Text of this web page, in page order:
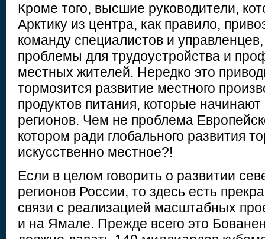
Кроме того, высшие руководители,
Арктику из центра, как правило,
команду специалистов и
проблемы для трудоустройства и
местных жителей. Нередко это
тормозится развитие местного
продуктов питания, которые начинают
регионов. Чем не проблема
котором ради глобального развития
искусственно местное?!
Если в целом говорить о развитии
регионов России, то здесь есть
связи с реализацией масштабных
и на Ямале. Прежде всего это